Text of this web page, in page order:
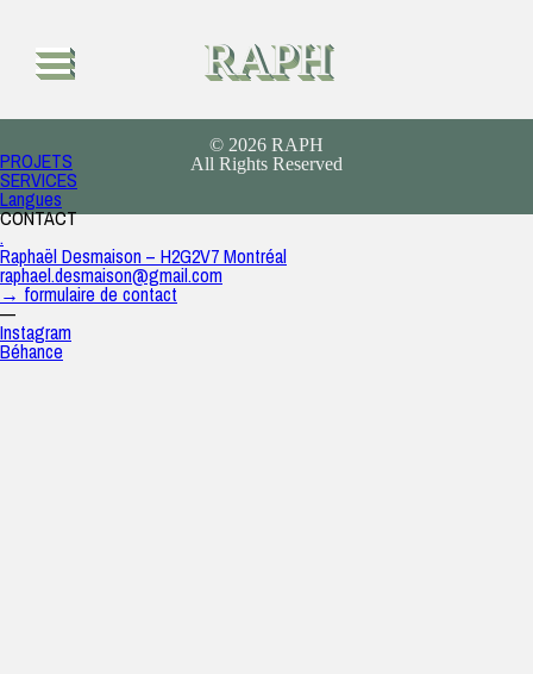
PROJETS
SERVICES
Langues
CONTACT
.
Raphaël Desmaison – H2G2V7 Montréal
raphael.desmaison@gmail.com
→ formulaire de contact
—
Instagram
Béhance
RAPH
|24 mars 2020
BRANDING
© 2026 RAPH
All Rights Reserved